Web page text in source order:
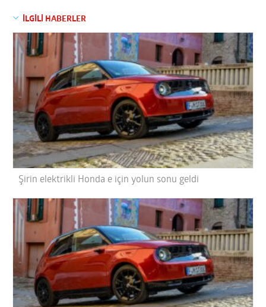
İLGİLİ HABERLER
Şirin elektrikli Honda e için yolun sonu geldi